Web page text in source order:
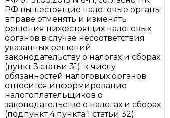
РФ вышестоящие налоговые органы
вправе отменять и изменять
решения нижестоящих налоговых
органов в случае несоответствия
указанных решений
законодательству о налогах и сборах
(пункт 3 статьи 31); к числу
обязанностей налоговых органов
относится информирование
налогоплательщиков о
законодательстве о налогах и сборах
(подпункт 4 пункта 1 статьи 32);